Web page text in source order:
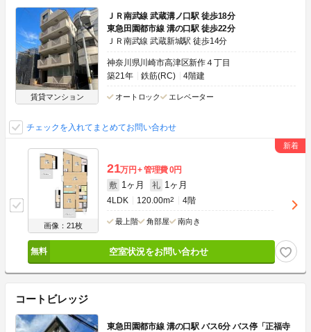
賃貸マンション
ＪＲ南武線 武蔵溝ノ口駅 徒歩18分
東急田園都市線 溝の口駅 徒歩22分
ＪＲ南武線 武蔵新城駅 徒歩14分
神奈川県川崎市高津区新作４丁目
築21年
鉄筋(RC) 4階建
オートロック エレベーター
チェックを入れてまとめてお問い合わせ
画像：21枚
21万円 管理費0円
敷 1ヶ月 礼 1ヶ月
4LDK 120.00m2 4階
最上階 角部屋 南向き
空室状況をお問い合わせ
コートビレッジ
東急田園都市線 溝の口駅 バス6分 バス停「正福寺